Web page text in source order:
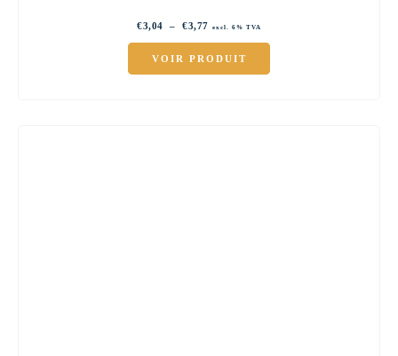
€3,04 – €3,77Plage
prix :
excl. 6% TVA
VOIR PRODUIT